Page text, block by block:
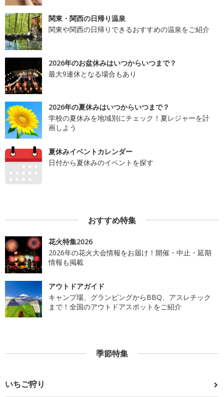
関東・関西の日帰り温泉
関東や関西の日帰りできるおすすめの温泉をご紹介
2026年のお盆休みはいつからいつまで？
最大9連休となる場合もあり
2026年の夏休みはいつからいつまで？
学校の夏休みを地域別にチェック！夏レジャーを計
画しよう
夏休みイベントカレンダー
日付から夏休みのイベントを探す
おすすめ特集
花火特集2026
2026年の花火大会情報をお届け！開催・中止・延期
情報も掲載
アウトドアガイド
キャンプ場、グランピングからBBQ、アスレチック
まで！全国のアウトドアスポットをご紹介
季節特集
いちご狩り